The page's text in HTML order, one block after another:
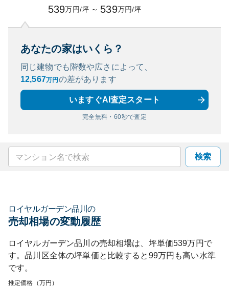
539万円/坪 ～ 539万円/坪
あなたの家はいくら？
同じ建物でも階数や広さによって、
12,567万円 の差があります
いますぐAI査定スタート
完全無料・60秒で査定
検索
ロイヤルガーデン品川 の
売却相場の変動履歴
ロイヤルガーデン品川 の売却相場は、坪単価539万円で
す。品川区全体の坪単価と比較すると 99万円も高い水準
です。
推定価格（万円）